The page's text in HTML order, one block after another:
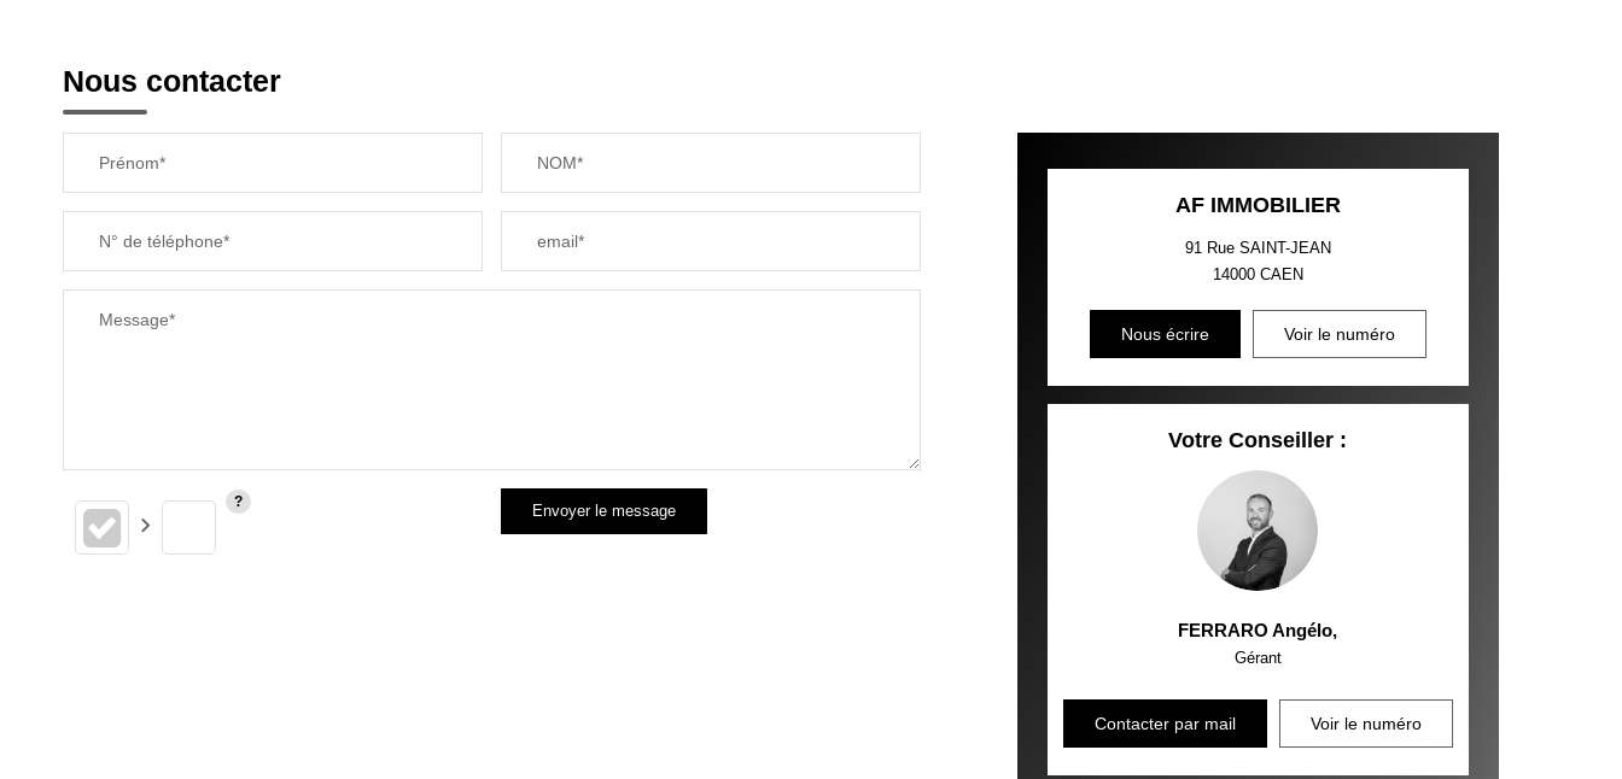
Nous contacter
Prénom* NOM*
N° de téléphone* email*
Message*
Envoyer le message
AF IMMOBILIER
91 Rue SAINT-JEAN
14000 CAEN
Nous écrire Voir le numéro
Votre Conseiller :
FERRARO Angélo,
Gérant
Contacter par mail Voir le numéro